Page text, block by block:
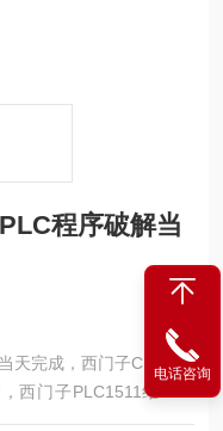
程序破解当
天完成，西门子CPU150
西门子PLC1511维修解
维修解密，西门
电话咨询